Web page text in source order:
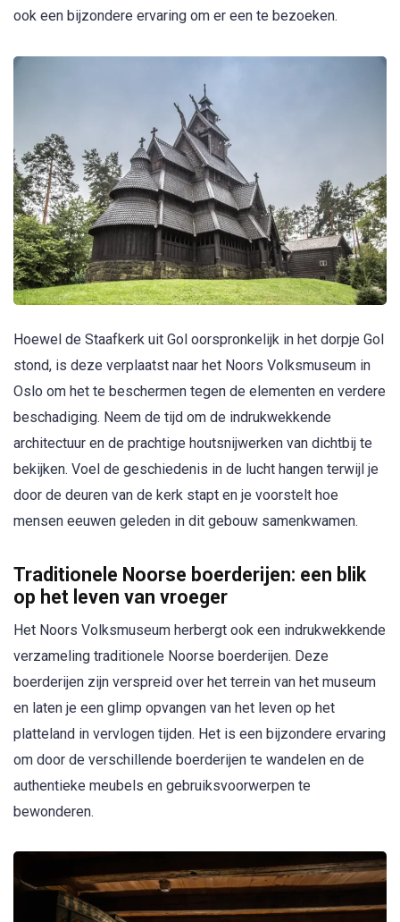
ook een bijzondere ervaring om er een te bezoeken.
Hoewel de Staafkerk uit Gol oorspronkelijk in het dorpje Gol
stond, is deze verplaatst naar het Noors Volksmuseum in
Oslo om het te beschermen tegen de elementen en verdere
beschadiging. Neem de tijd om de indrukwekkende
architectuur en de prachtige houtsnijwerken van dichtbij te
bekijken. Voel de geschiedenis in de lucht hangen terwijl je
door de deuren van de kerk stapt en je voorstelt hoe
mensen eeuwen geleden in dit gebouw samenkwamen.
Traditionele Noorse boerderijen: een blik
op het leven van vroeger
Het Noors Volksmuseum herbergt ook een indrukwekkende
verzameling traditionele Noorse boerderijen. Deze
boerderijen zijn verspreid over het terrein van het museum
en laten je een glimp opvangen van het leven op het
platteland in vervlogen tijden. Het is een bijzondere ervaring
om door de verschillende boerderijen te wandelen en de
authentieke meubels en gebruiksvoorwerpen te
bewonderen.